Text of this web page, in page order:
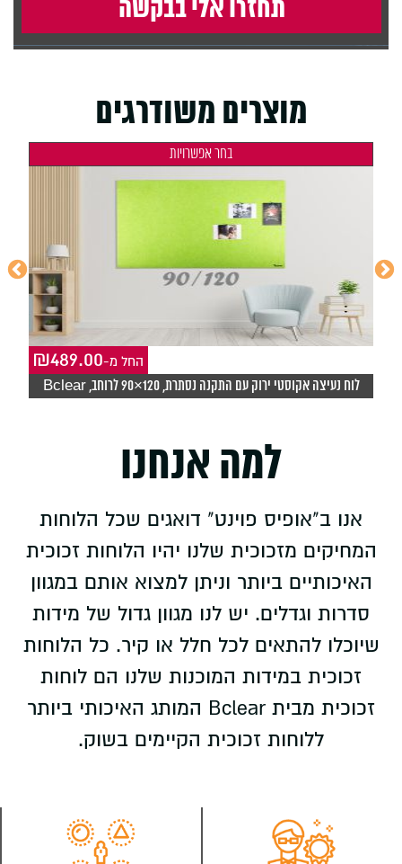
מוצרים משודרגים
בחר אפשרויות
₪489.00 -החל מ
לוח נעיצה אקוסטי ירוק עם התקנה נסתרת, 120×90 לרוחב, Bclear
למה אנחנו
אנו ב"אופיס פוינט" דואגים שכל הלוחות
המחיקים מזכוכית שלנו יהיו הלוחות זכוכית
האיכותיים ביותר וניתן למצוא אותם במגוון
סדרות וגדלים. יש לנו מגוון גדול של מידות
שיוכלו להתאים לכל חלל או קיר. כל הלוחות
זכוכית במידות המוכנות שלנו הם לוחות
זכוכית מבית Bclear המותג האיכותי ביותר
ללוחות זכוכית הקיימים בשוק.